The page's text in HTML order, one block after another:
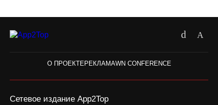
О ПРОЕКТЕРЕКЛАМАWN CONFERENCE
Сетевое издание App2Top